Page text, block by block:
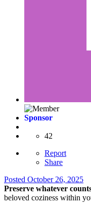
Sponsor
42
Report
Share
Posted October 26, 2025
Preserve whatever
beloved coziness within